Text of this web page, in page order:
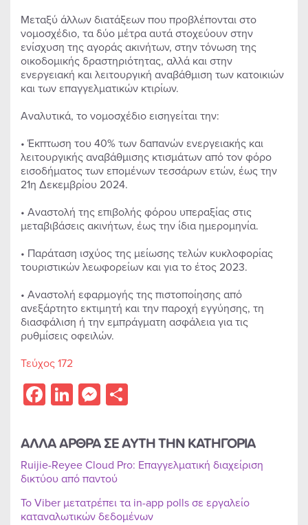
Μεταξύ άλλων διατάξεων που προβλέπονται στο
νομοσχέδιο, τα δύο μέτρα αυτά στοχεύουν στην
ενίσχυση της αγοράς ακινήτων, στην τόνωση της
οικοδομικής δραστηριότητας, αλλά και στην
ενεργειακή και λειτουργική αναβάθμιση των κατοικιών
και των επαγγελματικών κτιρίων.
Αναλυτικά, το νομοσχέδιο εισηγείται την:
• Έκπτωση του 40% των δαπανών ενεργειακής και
λειτουργικής αναβάθμισης κτισμάτων από τον φόρο
εισοδήματος των επομένων τεσσάρων ετών, έως την
21η Δεκεμβρίου 2024.
• Αναστολή της επιβολής φόρου υπεραξίας στις
μεταβιβάσεις ακινήτων, έως την ίδια ημερομηνία.
• Παράταση ισχύος της μείωσης τελών κυκλοφορίας
τουριστικών λεωφορείων και για το έτος 2023.
• Αναστολή εφαρμογής της πιστοποίησης από
ανεξάρτητο εκτιμητή και την παροχή εγγύησης, τη
διασφάλιση ή την εμπράγματη ασφάλεια για τις
ρυθμίσεις οφειλών.
Τεύχος 172
Facebook
LinkedIn
Messenger
ΑΛΛΑ ΑΡΘΡΑ ΣΕ ΑΥΤΗ ΤΗΝ ΚΑΤΗΓΟΡΙΑ
Ruijie-Reyee Cloud Pro: Επαγγελματική διαχείριση
δικτύου από παντού
Το Viber μετατρέπει τα in-app polls σε εργαλείο
καταναλωτικών δεδομένων